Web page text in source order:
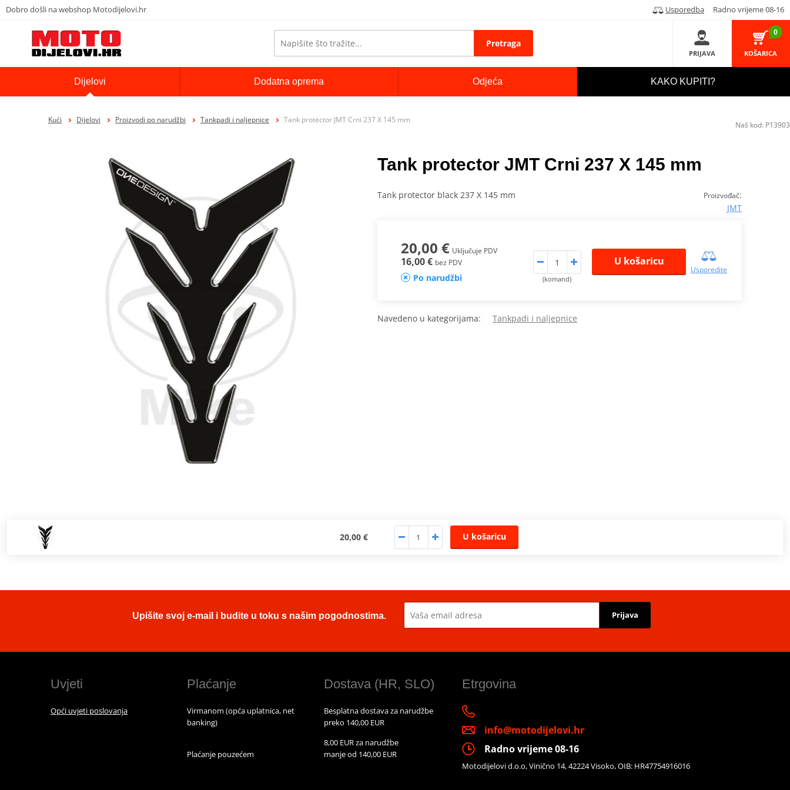
Dobro došli na webshop Motodijelovi.hr Usporedba Radno vrijeme 08-16
Pretraga
PRIJAVA
0
KOŠARICA
Dijelovi Dodatna oprema Odjeća KAKO KUPITI?
Kući Dijelovi Proizvodi po narudžbi Tankpadi i naljepnice Tank protector JMT Crni 237 X 145 mm
Tank protector JMT Crni 237 X 145 mm
Proizvođač:
JMT
Tank protector black 237 X 145 mm
20,00 € Uključuje PDV
16,00 € bez PDV
Po narudžbi (komand)
U košaricu
Usporedite
Navedeno u kategorijama: Tankpadi i naljepnice
20,00 € U košaricu
Naš kod: P13903
Upišite svoj e-mail i budite u toku s našim pogodnostima. Prijava
Uvjeti
Opći uvjeti poslovanja
Plaćanje
Virmanom (opća uplatnica, net
banking)
Plaćanje pouzećem
Dostava (HR, SLO)
Besplatna dostava za narudžbe
preko 140,00 EUR
8,00 EUR za narudžbe
manje od 140,00 EUR
Etrgovina
info@motodijelovi.hr
Radno vrijeme 08-16
Motodijelovi d.o.o, Vinično 14, 42224 Visoko, OIB: HR47754916016